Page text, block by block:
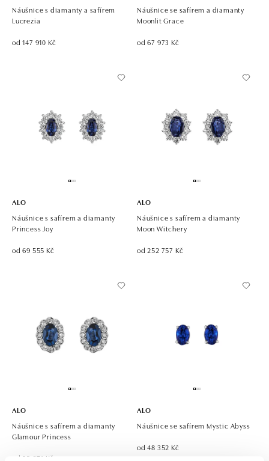
Náušnice s diamanty a safírem
Lucrezia
od 147 910 Kč
Náušnice se safírem a diamanty
Moonlit Grace
od 67 973 Kč
ALO
Náušnice s safírem a diamanty
Princess Joy
od 69 555 Kč
ALO
Náušnice s safírem a diamanty
Moon Witchery
od 252 757 Kč
ALO
Náušnice s safírem a diamanty
Glamour Princess
od 99 674 Kč
ALO
Náušnice se safírem Mystic Abyss
od 48 352 Kč